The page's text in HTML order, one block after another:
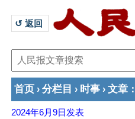
↺ 返回
首页 › 分栏目 › 时事 › 文章 ：
2024年6月9日 发表